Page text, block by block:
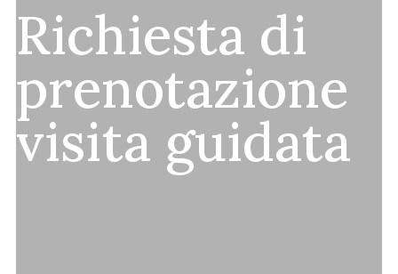
Richiesta di
prenotazione
visita guidata